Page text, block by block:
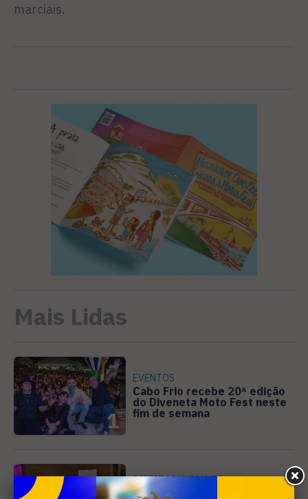
marciais.
Mais Lidas
1
EVENTOS
Cabo Frio recebe 20ª edição
do Diveneta Moto Fest neste
fim de semana
DIREITOS HUMANOS
Ativista de Cabo Frio